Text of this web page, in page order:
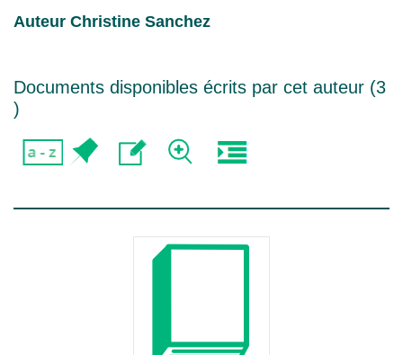
Auteur Christine Sanchez
Documents disponibles écrits par cet auteur (3
)